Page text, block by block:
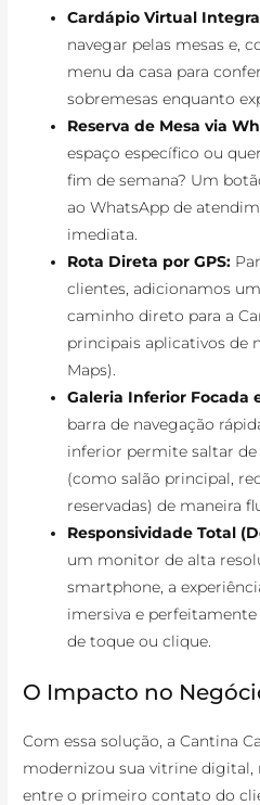
Cardápio Virtual
navegar pelas mesas e,
menu da casa para
sobremesas enquanto
Reserva de Mesa via
espaço específico ou
fim de semana? Um
ao WhatsApp de
imediata.
Rota Direta por GPS:
clientes, adicionamos
caminho direto para a
principais aplicativos de
Maps).
Galeria Inferior Focada
barra de navegação
inferior permite saltar
(como salão principal,
reservadas) de maneira
Responsividade Total
um monitor de alta
smartphone, a
imersiva e
de toque ou clique.
O Impacto no
Com essa solução, a Cantina
modernizou sua vitrine digital,
entre o primeiro contato do